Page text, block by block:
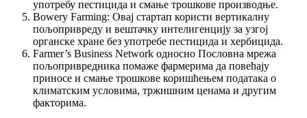
употребу пестицида и смање трошкове производње.
Bowery Farming: Овај стартап користи вертикалну
пољопривреду и вештачку интелигенцију за узгој
органске хране без употребе пестицида и хербицида.
Farmer’s Business Network односно Пословна мрежа
пољопривредника помаже фармерима да повећају
приносе и смање трошкове коришћењем података о
климатским условима, тржишним ценама и другим
факторима.